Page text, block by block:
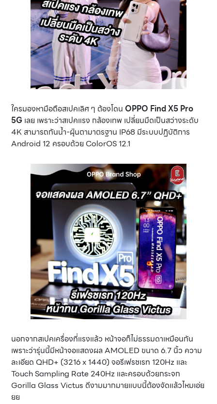
ใครมองหามือถือสเปคเลิศ ๆ ต้องโดน OPPO Find X5 Pro
5G เลย เพราะว่าสเปคแรง กล้องเทพ เปลี่ยนมืดเป็นสว่างระดับ
4K สามารถกันน้ำ-ฝุ่นตามาตรฐาน IP68 มีระบบปฏิบัติการ
Android 12 ครอบด้วย ColorOS 12.1
นอกจากสเปคเครื่องที่แรงแล้ว หน้าจอก็ไม่ธรรมดาเหมือนกัน
เพราะว่ารุ่นนี้มีหน้าจอแสดงผล AMOLED ขนาด 6.7 นิ้ว ความ
ละเอียด QHD+ (3216 x 1440) จอรีเฟรชเรท 120Hz และ
Touch Sampling Rate 240Hz และครอบด้วยกระจก
Gorilla Glass Victus ดีงามมากมายแบบนี้ต้องจัดแล้วไหมเอ่ย
ยย